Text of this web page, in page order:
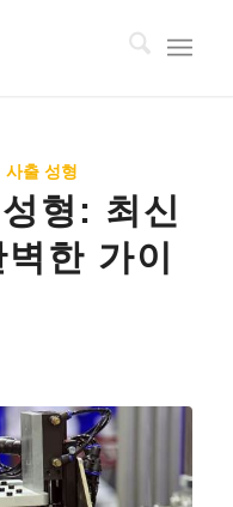
사출 성형
형: 최신
한 가이